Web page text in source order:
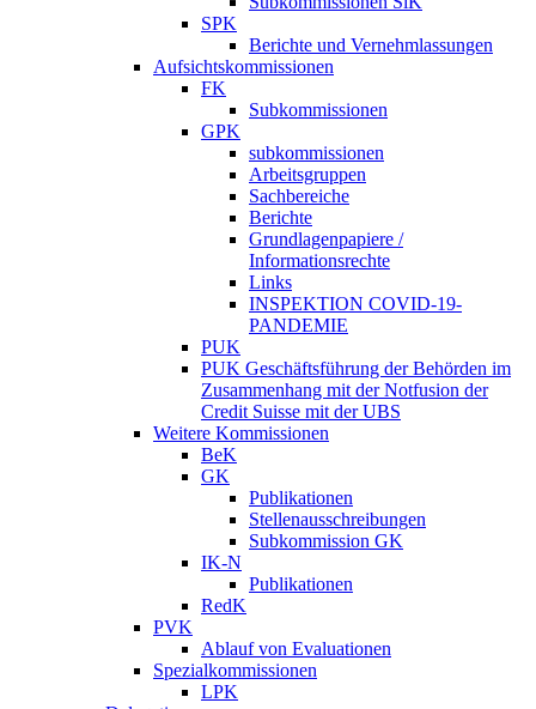
SPK
Berichte und Vernehmlassungen
Aufsichtskommissionen
FK
Subkommissionen
GPK
subkommissionen
Arbeitsgruppen
Sachbereiche
Berichte
Grundlagenpapiere /
Informationsrechte
Links
INSPEKTION COVID-19-
PANDEMIE
PUK
PUK Geschäftsführung der Behörden im
Zusammenhang mit der Notfusion der
Credit Suisse mit der UBS
Weitere Kommissionen
BeK
GK
Publikationen
Stellenausschreibungen
Subkommission GK
IK-N
Publikationen
RedK
PVK
Ablauf von Evaluationen
Spezialkommissionen
LPK